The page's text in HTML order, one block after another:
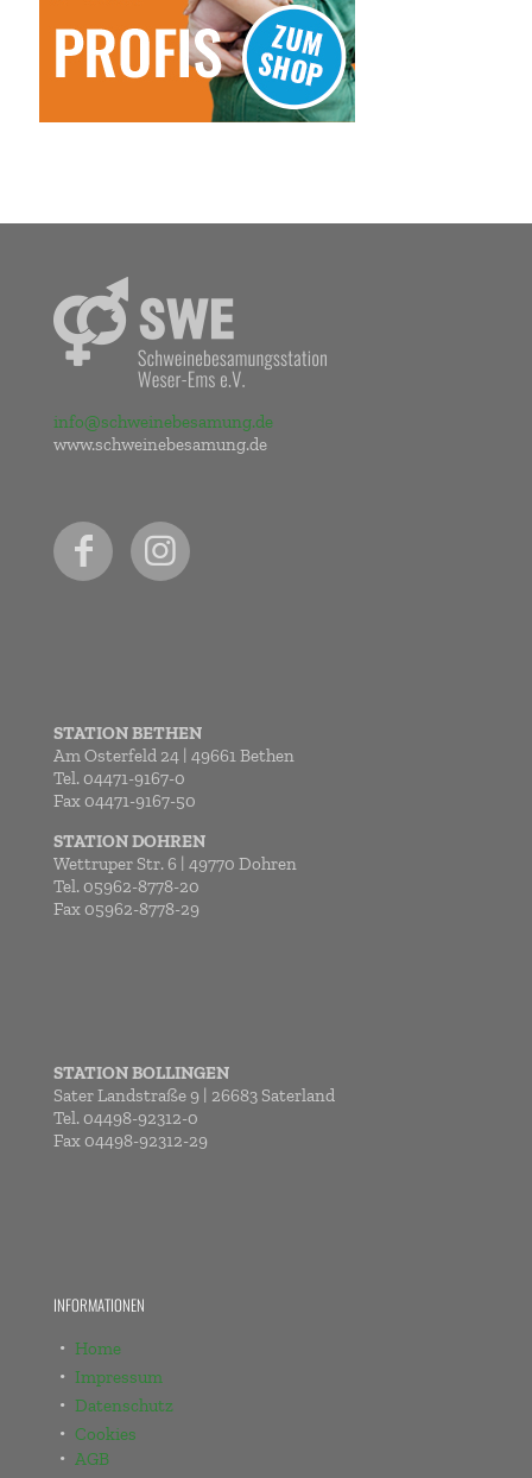
info@schweinebesamung.de
www.schweinebesamung.de
STATION BETHEN
Am Osterfeld 24 | 49661 Bethen
Tel. 04471-9167-0
Fax 04471-9167-50
STATION DOHREN
Wettruper Str. 6 | 49770 Dohren
Tel. 05962-8778-20
Fax 05962-8778-29
STATION BOLLINGEN
Sater Landstraße 9 | 26683 Saterland
Tel. 04498-92312-0
Fax 04498-92312-29
INFORMATIONEN
Home
Impressum
Datenschutz
Cookies
AGB